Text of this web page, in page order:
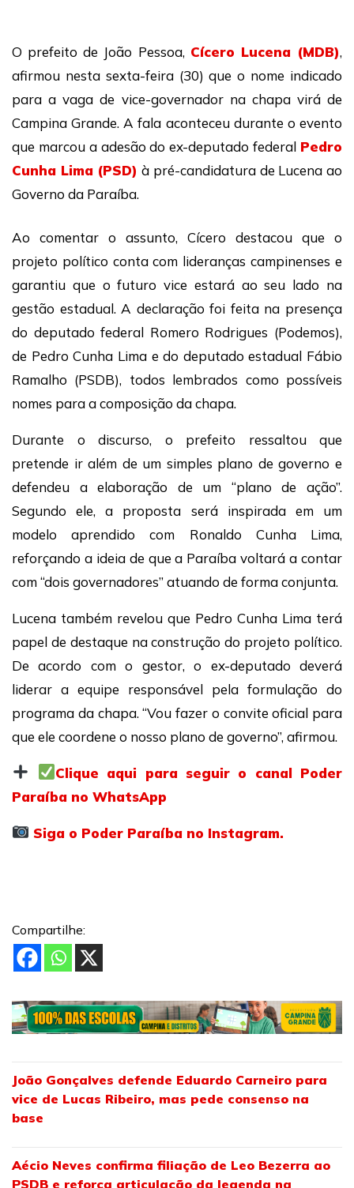
O prefeito de João Pessoa, Cícero Lucena (MDB),
afirmou nesta sexta-feira (30) que o nome indicado
para a vaga de vice-governador na chapa virá de
Campina Grande. A fala aconteceu durante o evento
que marcou a adesão do ex-deputado federal Pedro
Cunha Lima (PSD) à pré-candidatura de Lucena ao
Governo da Paraíba.
Ao comentar o assunto, Cícero destacou que o
projeto político conta com lideranças campinenses e
garantiu que o futuro vice estará ao seu lado na
gestão estadual. A declaração foi feita na presença
do deputado federal Romero Rodrigues (Podemos),
de Pedro Cunha Lima e do deputado estadual Fábio
Ramalho (PSDB), todos lembrados como possíveis
nomes para a composição da chapa.
Durante o discurso, o prefeito ressaltou que
pretende ir além de um simples plano de governo e
defendeu a elaboração de um “plano de ação”.
Segundo ele, a proposta será inspirada em um
modelo aprendido com Ronaldo Cunha Lima,
reforçando a ideia de que a Paraíba voltará a contar
com “dois governadores” atuando de forma conjunta.
Lucena também revelou que Pedro Cunha Lima terá
papel de destaque na construção do projeto político.
De acordo com o gestor, o ex-deputado deverá
liderar a equipe responsável pela formulação do
programa da chapa. “Vou fazer o convite oficial para
que ele coordene o nosso plano de governo”, afirmou.
Clique aqui para seguir o canal Poder
Paraíba no WhatsApp
Siga o Poder Paraíba no Instagram.
Compartilhe:
João Gonçalves defende Eduardo Carneiro para
vice de Lucas Ribeiro, mas pede consenso na
base
Aécio Neves confirma filiação de Leo Bezerra ao
PSDB e reforça articulação da legenda na